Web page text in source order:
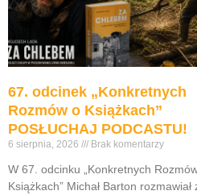
67. odcinek „Konkretnych
Rozmów o Książkach”
POSŁUCHAJ PODCASTU!
6 sierpnia, 2026 Brak komentarzy
W 67. odcinku „Konkretnych
Książkach” Michał Barton rozmawiał